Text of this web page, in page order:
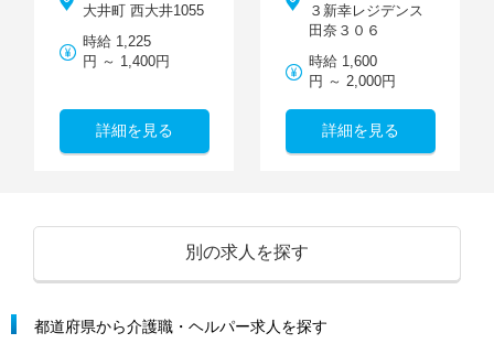
大井町 西大井1055
時給 1,225
円 ～ 1,400円
詳細を見る
３新幸レジデンス
田奈３０６
時給 1,600
円 ～ 2,000円
詳細を見る
別の求人を探す
都道府県から介護職・ヘルパー求人を探す